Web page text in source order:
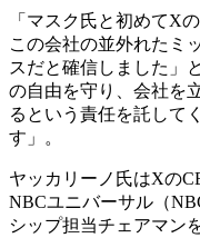
「マスク氏と初めてX
この会社の並外れたミ
スだと確信しました」
の自由を守り、会社を
るという責任を託して
す」。
ヤッカリーノ氏はXの
NBCユニバーサル（
シップ担当チェアマン